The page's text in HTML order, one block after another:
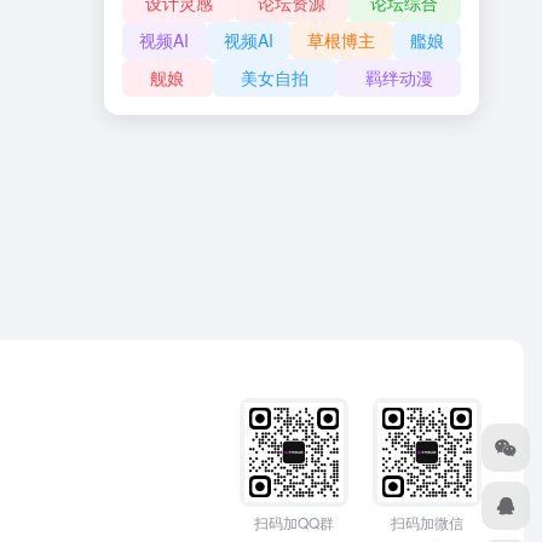
视频AI
视频AI 草根博主
艦娘
舰娘
美女自拍 羁绊动漫
扫码加QQ群 扫码加微信